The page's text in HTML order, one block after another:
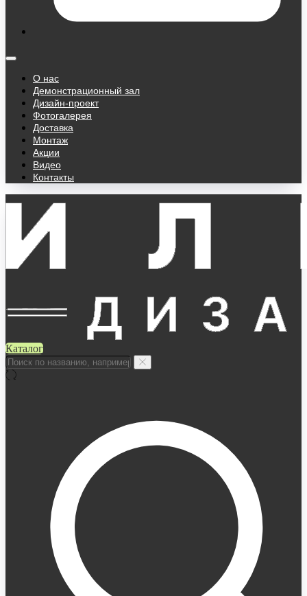
О нас
Демонстрационный зал
Дизайн-проект
Фотогалерея
Доставка
Монтаж
Акции
Видео
Контакты
Каталог